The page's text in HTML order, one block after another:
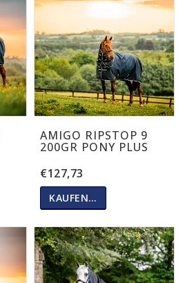
AMIGO RIPSTOP 9
200GR PONY PLUS
€127,73
KAUFEN…